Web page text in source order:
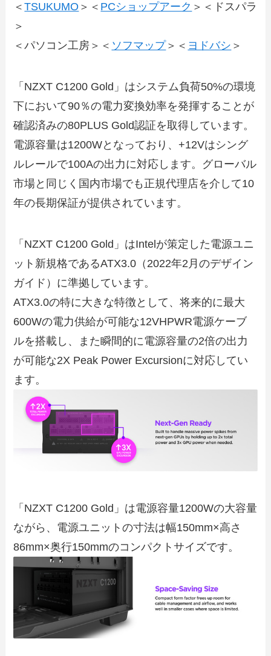
＜TSUKUMO ＞＜ PCショップアーク ＞＜ドスパラ
＞
＜パソコン工房＞＜ ソフマップ＞＜ ヨドバシ ＞
「NZXT C1200 Gold」はシステム負荷50%の環境
下において90％の電力変換効率を発揮することが
確認済みの80PLUS Gold認証を取得しています。
電源容量は1200Wとなっており、+12Vはシング
ルレールで100Aの出力に対応します。グローバル
市場と同じく国内市場でも正規代理店を介して10
年の長期保証が提供されています。
「NZXT C1200 Gold」はIntelが策定した電源ユニ
ット新規格であるATX3.0（2022年2月のデザイン
ガイド）に準拠しています。
ATX3.0の特に大きな特徴として、将来的に最大
600Wの電力供給が可能な12VHPWR電源ケーブ
ルを搭載し、また瞬間的に電源容量の2倍の出力
が可能な2X Peak Power Excursionに対応してい
ます。
「NZXT C1200 Gold」は電源容量1200Wの大容量
ながら、電源ユニットの寸法は幅150mm×高さ
86mm×奥行150mmのコンパクトサイズです。